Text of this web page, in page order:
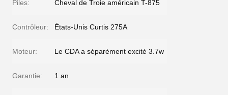
Piles: Cheval de Troie américain T-875
Contrôleur: États-Unis Curtis 275A
Moteur: Le CDA a séparément excité 3.7w
Garantie: 1 an